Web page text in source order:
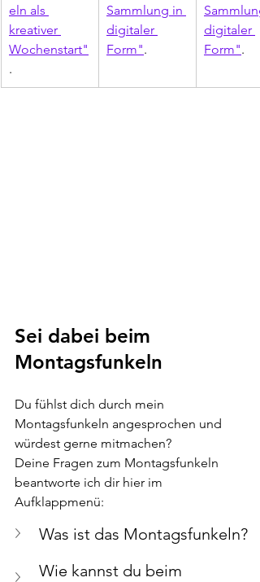
eln als
kreativer
Wochenstart"
.
Sammlung in
digitaler
Form".
digitaler
Form".
Sei dabei beim
Montagsfunkeln
Du fühlst dich durch mein
Montagsfunkeln angesprochen und
würdest gerne mitmachen?
Deine Fragen zum Montagsfunkeln
beantworte ich dir hier im
Aufklappmenü:
Was ist das Montagsfunkeln?
Wie kannst du beim